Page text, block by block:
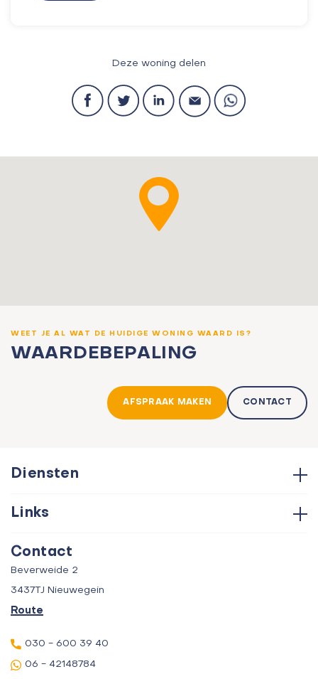
Deze woning delen
WEET JE AL WAT DE HUIDIGE WONING WAARD IS?
WAARDEBEPALING
AFSPRAAK MAKEN CONTACT
Diensten
Aankoop
Taxatie
Verhuur
Links
Over ons
Contact
Beverweide 2
3437TJ Nieuwegein
Route
030 - 600 39 40
06 - 42148784